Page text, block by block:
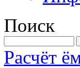
Поиск
Расчёт